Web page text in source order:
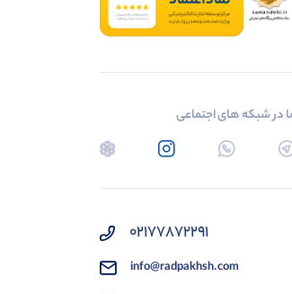
در شبکه های اجتماعی
02177872291
info@radpakhsh.com